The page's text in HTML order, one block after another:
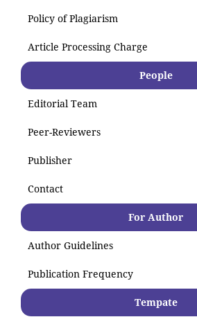
Policy of Plagiarism
Article Processing Charge
People
Editorial Team
Peer-Reviewers
Publisher
Contact
For Author
Author Guidelines
Publication Frequency
Tempate